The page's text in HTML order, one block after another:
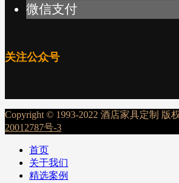
微信支付
关注公众号
Copyright © 1993-2022 酒店家具定制 版
20012787号-3
首页
关于我们
精选案例